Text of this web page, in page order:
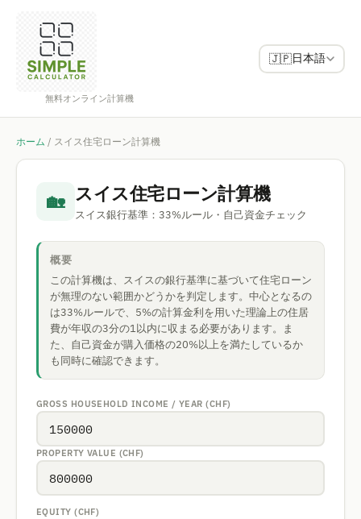
無料オンライン計算機
🇯🇵日本語
ホーム / スイス住宅ローン計算機
🏡 スイス住宅ローン計算機
スイス銀行基準：33%ルール・自己資金チェック
概要
この計算機は、スイスの銀行基準に基づいて住宅ローン
が無理のない範囲かどうかを判定します。中心となるの
は33%ルールで、5%の計算金利を用いた理論上の住居
費が年収の3分の1以内に収まる必要があります。ま
た、自己資金が購入価格の20%以上を満たしているか
も同時に確認できます。
GROSS HOUSEHOLD INCOME / YEAR (CHF)
PROPERTY VALUE (CHF)
EQUITY (CHF)